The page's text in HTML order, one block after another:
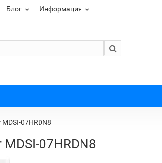
Блог Информация
07HRDN8
07HRDN8